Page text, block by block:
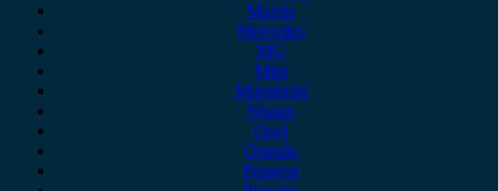
Mazda
Mercedes
MG
Mini
Mitsubishi
Nissan
Opel
Omoda
Peugeot